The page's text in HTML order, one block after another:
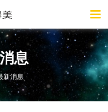
息
新消息